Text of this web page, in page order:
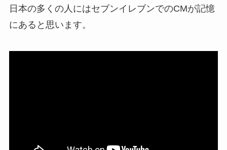
日本の多くの人にはセブンイレブンでのCMが記憶
にあると思います。